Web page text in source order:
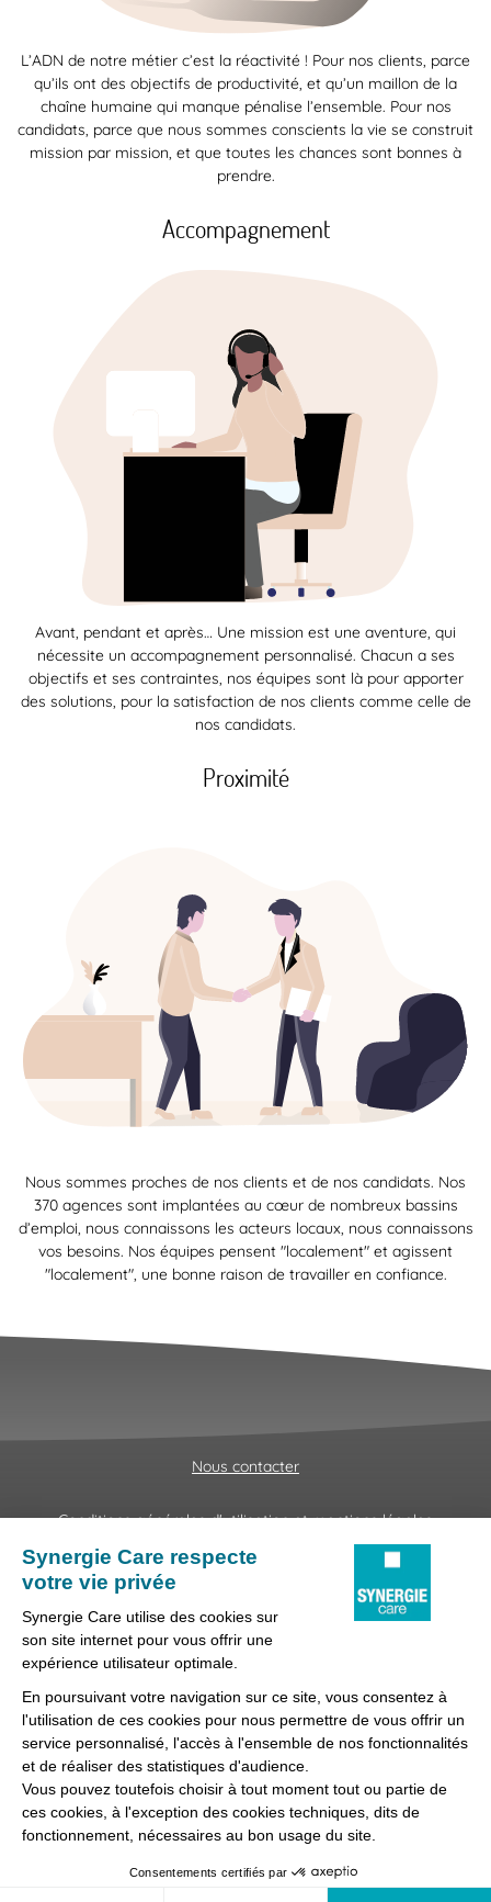
L’ADN de notre métier c’est la réactivité ! Pour nos clients, parce
qu’ils ont des objectifs de productivité, et qu’un maillon de la
chaîne humaine qui manque pénalise l’ensemble. Pour nos
candidats, parce que nous sommes conscients la vie se construit
mission par mission, et que toutes les chances sont bonnes à
prendre.
Accompagnement
Avant, pendant et après… Une mission est une aventure, qui
nécessite un accompagnement personnalisé. Chacun a ses
objectifs et ses contraintes, nos équipes sont là pour apporter
des solutions, pour la satisfaction de nos clients comme celle de
nos candidats.
Proximité
Nous sommes proches de nos clients et de nos candidats. Nos
370 agences sont implantées au cœur de nombreux bassins
d’emploi, nous connaissons les acteurs locaux, nous connaissons
vos besoins. Nos équipes pensent "localement" et agissent
"localement", une bonne raison de travailler en confiance.
Nous contacter
Conditions générales d'utilisation et mentions légales
Fraudes & Hameçonnages
Lanceur d'alertes
Préférences des cookies
Synergie Care, réseau d'agences d'emploi spécialisées dans
la délégation de personnel médical et paramédical, filiale du
groupe Synergie.